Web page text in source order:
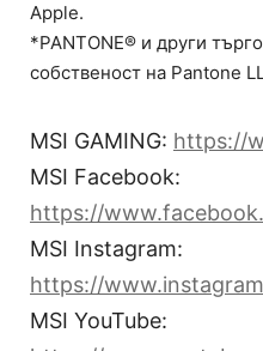
Apple.
*PANTONE® и други
собственост на Pantone
MSI GAMING: https://
MSI Facebook:
https://
MSI Instagram:
https://
MSI YouTube: